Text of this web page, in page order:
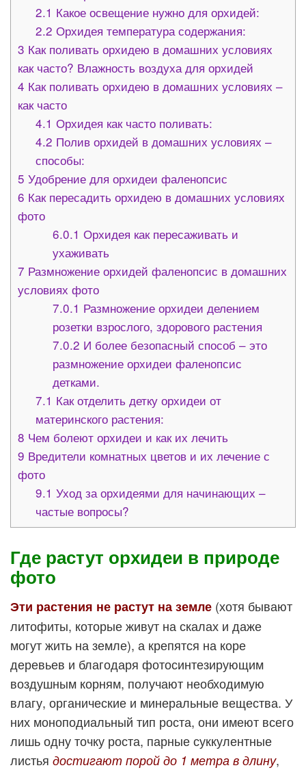
2.1 Какое освещение нужно для орхидей:
2.2 Орхидея температура содержания:
3 Как поливать орхидею в домашних условиях
как часто? Влажность воздуха для орхидей
4 Как поливать орхидею в домашних условиях –
как часто
4.1 Орхидея как часто поливать:
4.2 Полив орхидей в домашних условиях –
способы:
5 Удобрение для орхидеи фаленопсис
6 Как пересадить орхидею в домашних условиях
фото
6.0.1 Орхидея как пересаживать и
ухаживать
7 Размножение орхидей фаленопсис в домашних
условиях фото
7.0.1 Размножение орхидеи делением
розетки взрослого, здорового растения
7.0.2 И более безопасный способ – это
размножение орхидеи фаленопсис
детками.
7.1 Как отделить детку орхидеи от
материнского растения:
8 Чем болеют орхидеи и как их лечить
9 Вредители комнатных цветов и их лечение с
фото
9.1 Уход за орхидеями для начинающих –
частые вопросы?
Где растут орхидеи в природе
фото
Эти растения не растут на земле (хотя бывают
литофиты, которые живут на скалах и даже
могут жить на земле), а крепятся на коре
деревьев и благодаря фотосинтезирующим
воздушным корням, получают необходимую
влагу, органические и минеральные вещества. У
них моноподиальный тип роста, они имеют всего
лишь одну точку роста, парные суккулентные
листья достигают порой до 1 метра в длину,